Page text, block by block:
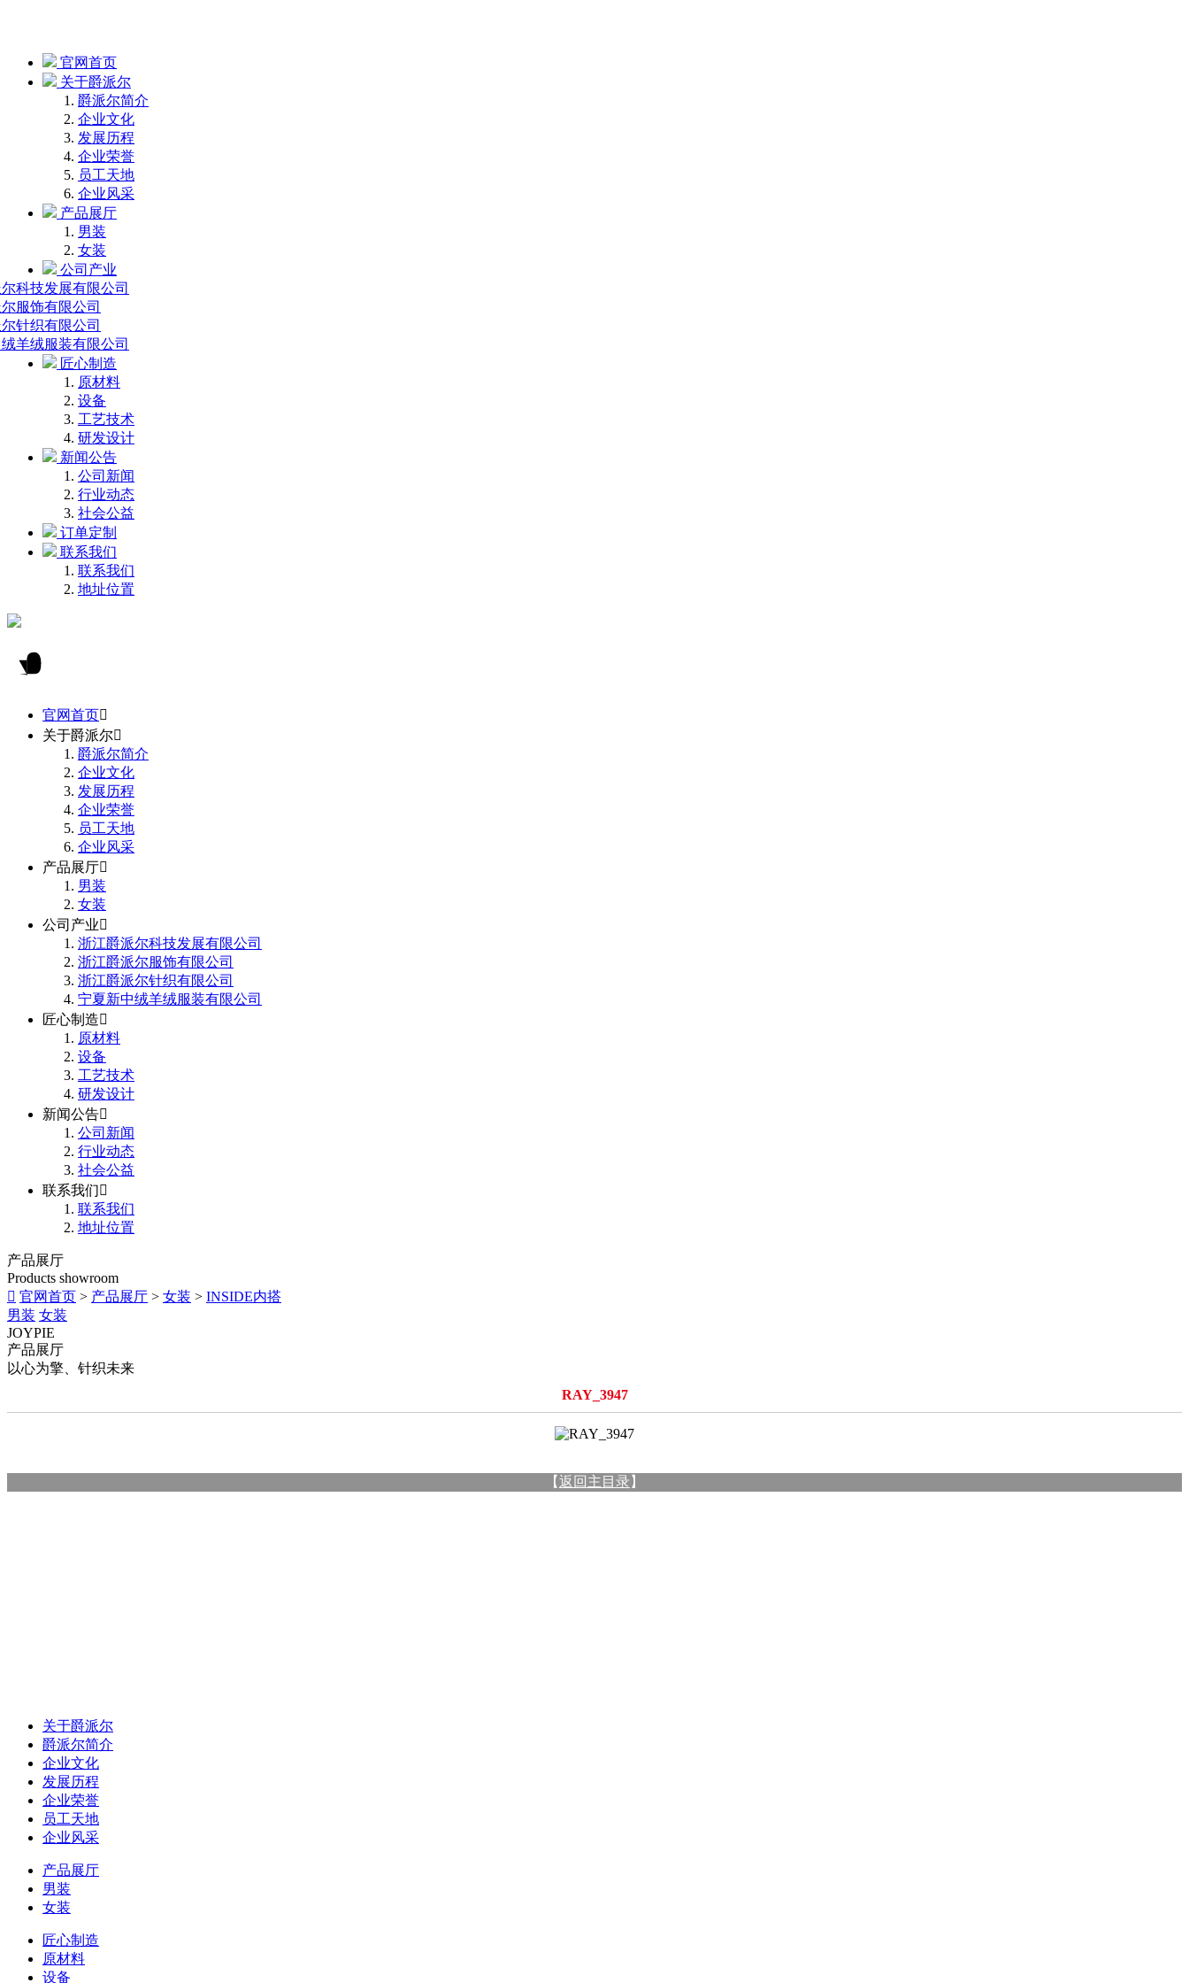
官网首页
关于爵派尔
爵派尔简介
企业文化
发展历程
企业荣誉
员工天地
企业风采
产品展厅
男装
女装
公司产业
科技发展有限公司
服饰有限公司
针织有限公司
羊绒服装有限公司
匠心制造
原材料
设备
工艺技术
研发设计
新闻公告
公司新闻
行业动态
社会公益
订单定制
联系我们
联系我们
地址位置
官网首页
关于爵派尔
爵派尔简介
企业文化
发展历程
企业荣誉
员工天地
企业风采
产品展厅
男装
女装
公司产业
浙江爵派尔科技发展有限公司
浙江爵派尔服饰有限公司
浙江爵派尔针织有限公司
宁夏新中绒羊绒服装有限公司
匠心制造
原材料
设备
工艺技术
研发设计
新闻公告
公司新闻
行业动态
社会公益
联系我们
联系我们
地址位置
产品展厅
Products showroom
 官网首页 > 产品展厅 > 女装 > INSIDE内搭
男装 女装
JOYPIE
产品展厅
以心为擎、针织未来
RAY_3947
【返回主目录 】
关于爵派尔
爵派尔简介
企业文化
发展历程
企业荣誉
员工天地
企业风采
产品展厅
男装
女装
匠心制造
原材料
设备